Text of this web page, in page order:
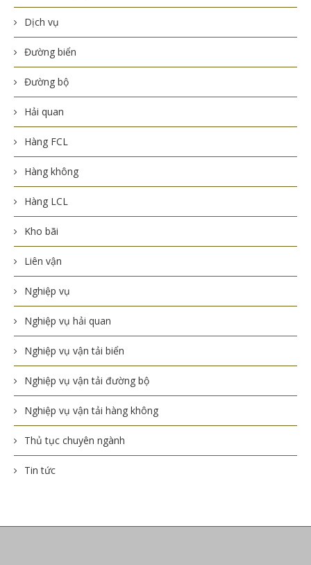
Dịch vụ
Đường biển
Đường bộ
Hải quan
Hàng FCL
Hàng không
Hàng LCL
Kho bãi
Liên vận
Nghiệp vụ
Nghiệp vụ hải quan
Nghiệp vụ vận tải biển
Nghiệp vụ vận tải đường bộ
Nghiệp vụ vận tải hàng không
Thủ tục chuyên ngành
Tin tức